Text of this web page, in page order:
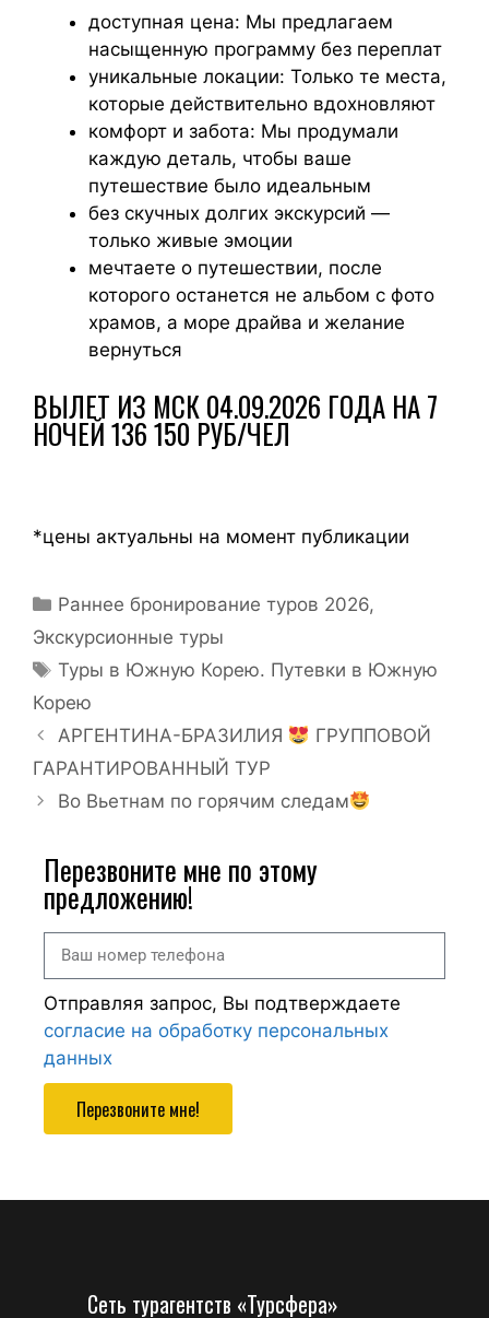
доступная цена: Мы предлагаем
насыщенную программу без переплат
уникальные локации: Только те места,
которые действительно вдохновляют
комфорт и забота: Мы продумали
каждую деталь, чтобы ваше
путешествие было идеальным
без скучных долгих экскурсий —
только живые эмоции
мечтаете о путешествии, после
которого останется не альбом с фото
храмов, а море драйва и желание
вернуться
ВЫЛЕТ ИЗ МСК 04.09.2026 ГОДА НА 7
НОЧЕЙ 136 150 РУБ/ЧЕЛ
*цены актуальны на момент публикации
Раннее бронирование туров 2026,
Экскурсионные туры
Туры в Южную Корею. Путевки в Южную
Корею
АРГЕНТИНА-БРАЗИЛИЯ
ГРУППОВОЙ
ГАРАНТИРОВАННЫЙ ТУР
Во Вьетнам по горячим следам
Перезвоните мне по этому
предложению!
Отправляя запрос, Вы подтверждаете
согласие на обработку персональных
данных
Перезвоните мне!
Сеть турагентств «Турсфера»